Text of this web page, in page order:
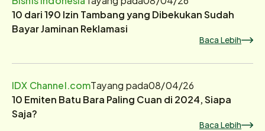
10 dari 190 Izin Tambang yang Dibekukan Sudah
Bayar Jaminan Reklamasi
Baca Lebih
IDX Channel.comTayang pada08/04/26
10 Emiten Batu Bara Paling Cuan di 2024, Siapa
Saja?
Baca Lebih